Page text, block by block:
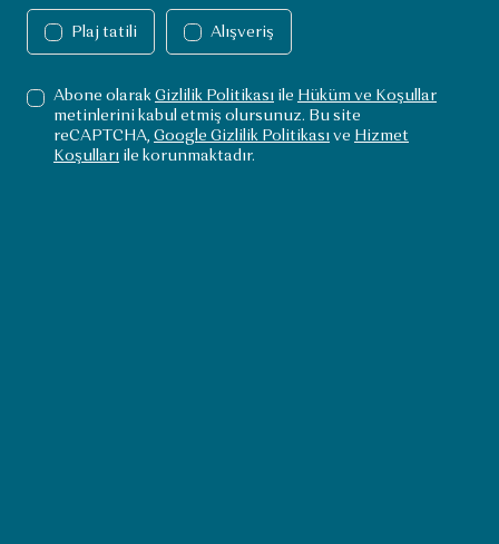
Katar, spor tutkunuzu besleyecek
muhteşem stadyumları, son
teknoloji ürünü spor merkezleri,
birinci sınıf golf sahaları ve çok
daha fazlasıyla sporsever bir
Abone olarakGizlilik Politikası ile Hüküm ve Koşullar
metinlerini kabul etmiş olursunuz. Bu site
reCAPTCHA, Google Gizlilik Politikası ve Hizmet
Koşulları ile korunmaktadır.
Plaj tatili Alışveriş